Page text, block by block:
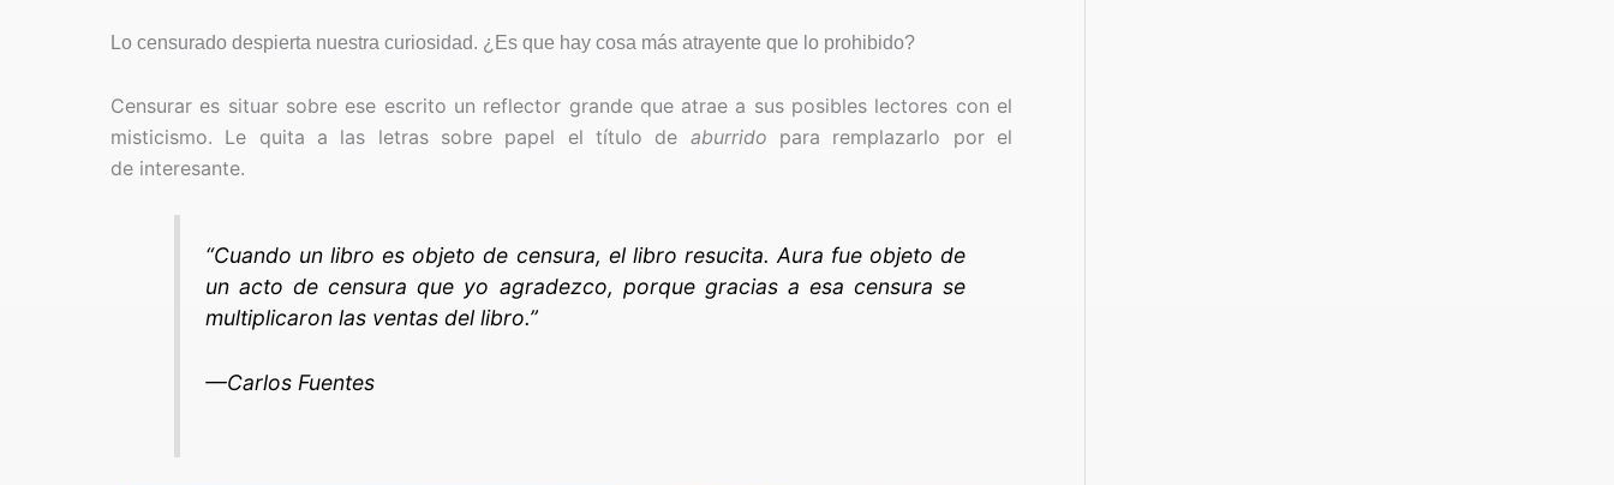
Lo censurado despierta nuestra curiosidad. ¿Es que hay cosa más atrayente que lo prohibido?
Censurar es situar sobre ese escrito un reflector grande que atrae a sus posibles lectores con el
misticismo. Le quita a las letras sobre papel el título de aburrido para remplazarlo por el
de interesante.
“Cuando un libro es objeto de censura, el libro resucita. Aura fue objeto de
un acto de censura que yo agradezco, porque gracias a esa censura se
multiplicaron las ventas del libro.”
—Carlos Fuentes